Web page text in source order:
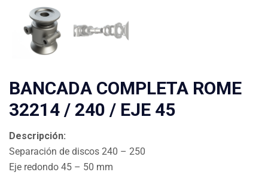
BANCADA COMPLETA ROME
32214 / 240 / EJE 45
Descripción:
Separación de discos 240 – 250
Eje redondo 45 – 50 mm